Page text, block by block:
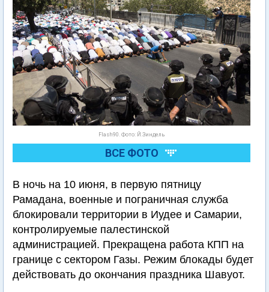
Flash90. Фото: Й.Зиндель
ВСЕ ФОТО
В ночь на 10 июня, в первую пятницу
Рамадана, военные и пограничная служба
блокировали территории в Иудее и Самарии,
контролируемые палестинской
администрацией. Прекращена работа КПП на
границе с сектором Газы. Режим блокады будет
действовать до окончания праздника Шавуот.